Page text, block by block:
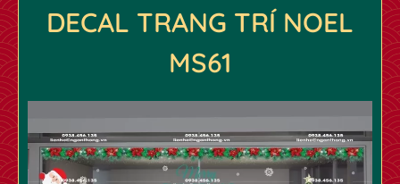
DECAL TRANG TRÍ NOEL
MS61